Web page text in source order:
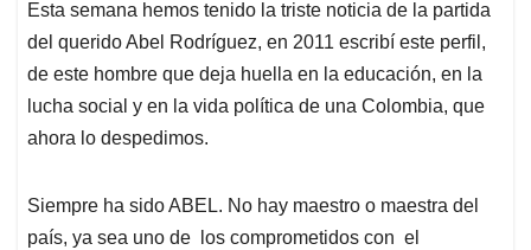
s
A
p
p
b
o
o
k
e
d
I
n
l
a
d
s
Esta semana hemos tenido la triste noticia de la partida
del querido Abel Rodríguez, en 2011 escribí este perfil,
de este hombre que deja huella en la educación, en la
lucha social y en la vida política de una Colombia, que
ahora lo despedimos.
Siempre ha sido ABEL. No hay maestro o maestra del
país, ya sea uno de los comprometidos con el